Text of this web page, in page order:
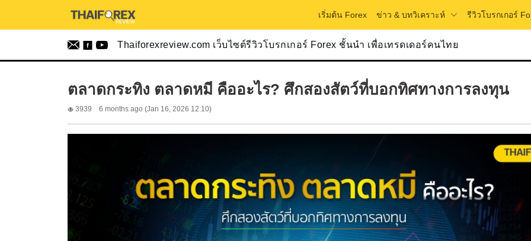
เริ่มต้น Forex ข่าว & บทวิเคราะห์ รีวิวโบรกเกอร์
Thaiforexreview.com เว็บไซต์รีวิวโบรกเกอร์ Forex ชั้นนำ เพื่อเทรดเดอร์คนไทย
ตลาดกระทิง ตลาดหมี คืออะไร? ศึกสองสัตว์ที่บอกทิศทางการลงทุน
3939 6 months ago (Jan 16, 2026 12:10)